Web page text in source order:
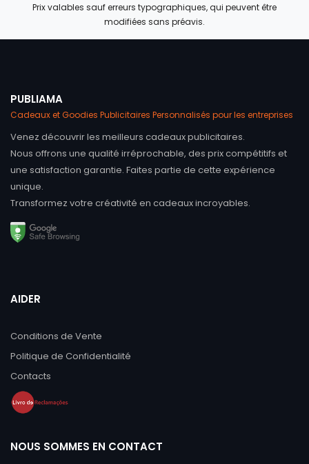
Prix valables sauf erreurs typographiques, qui peuvent être
modifiées sans préavis.
PUBLIAMA
Cadeaux et Goodies Publicitaires Personnalisés pour les entreprises
Venez découvrir les meilleurs cadeaux publicitaires.
Nous offrons une qualité irréprochable, des prix compétitifs et
une satisfaction garantie. Faites partie de cette expérience
unique.
Transformez votre créativité en cadeaux incroyables.
AIDER
Conditions de Vente
Politique de Confidentialité
Contacts
NOUS SOMMES EN CONTACT